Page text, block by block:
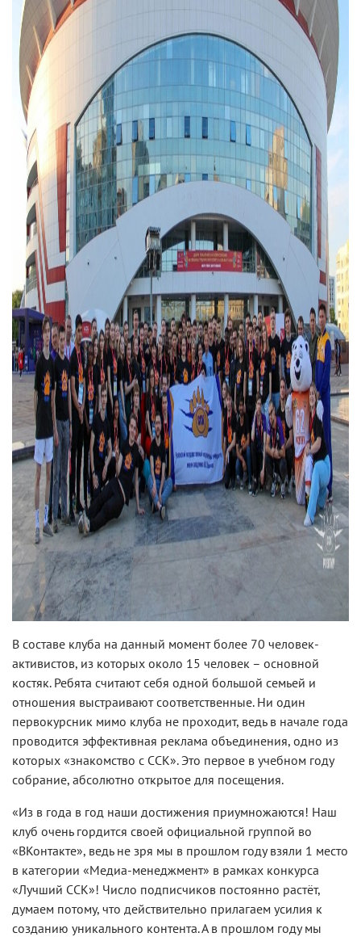
В составе клуба на данный момент более 70 человек-
активистов, из которых около 15 человек – основной
костяк. Ребята считают себя одной большой семьей и
отношения выстраивают соответственные. Ни один
первокурсник мимо клуба не проходит, ведь в начале года
проводится эффективная реклама объединения, одно из
которых «знакомство с ССК». Это первое в учебном году
собрание, абсолютно открытое для посещения.
«Из в года в год наши достижения приумножаются! Наш
клуб очень гордится своей официальной группой во
«ВКонтакте», ведь не зря мы в прошлом году взяли 1 место
в категории «Медиа-менеджмент» в рамках конкурса
«Лучший ССК»! Число подписчиков постоянно растёт,
думаем потому, что действительно прилагаем усилия к
созданию уникального контента. А в прошлом году мы